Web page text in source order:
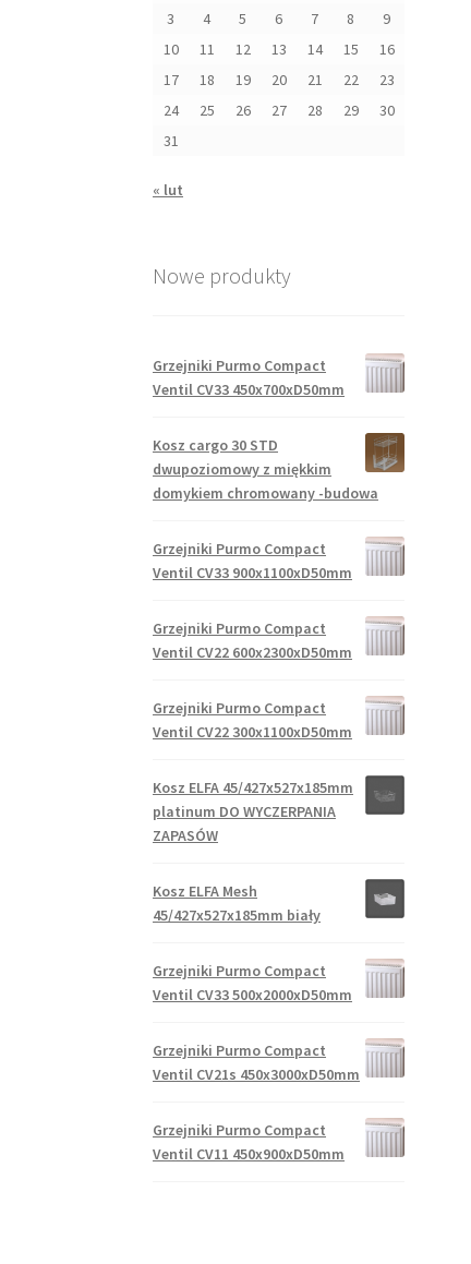
3
4 5 6 7 8
9
10
11 12 13 14 15
16
17
18 19 20 21 22
23
24
25 26 27 28 29
30
31
« lut
Nowe produkty
Grzejniki Purmo Compact
Ventil CV33 450x700xD50mm
Kosz cargo 30 STD
dwupoziomowy z miękkim
domykiem chromowany -budowa
Grzejniki Purmo Compact
Ventil CV33 900x1100xD50mm
Grzejniki Purmo Compact
Ventil CV22 600x2300xD50mm
Grzejniki Purmo Compact
Ventil CV22 300x1100xD50mm
Kosz ELFA 45/427x527x185mm
platinum DO WYCZERPANIA
ZAPASÓW
Kosz ELFA Mesh
45/427x527x185mm biały
Grzejniki Purmo Compact
Ventil CV33 500x2000xD50mm
Grzejniki Purmo Compact
Ventil CV21s 450x3000xD50mm
Grzejniki Purmo Compact
Ventil CV11 450x900xD50mm